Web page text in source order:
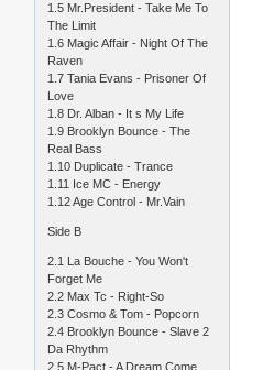
1.5 Mr.President - Take Me To
The Limit
1.6 Magic Affair - Night Of The
Raven
1.7 Tania Evans - Prisoner Of
Love
1.8 Dr. Alban - It s My Life
1.9 Brooklyn Bounce - The
Real Bass
1.10 Duplicate - Trance
1.11 Ice MC - Energy
1.12 Age Control - Mr.Vain
Side B
2.1 La Bouche - You Won't
Forget Me
2.2 Max Tc - Right-So
2.3 Cosmo & Tom - Popcorn
2.4 Brooklyn Bounce - Slave 2
Da Rhythm
2.5 M-Pact - A Dream Come